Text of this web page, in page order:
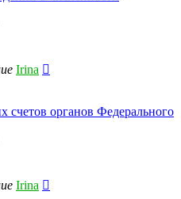
Irina
счетов органов Федерального
Irina